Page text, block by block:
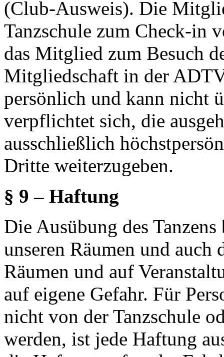
(Club-Ausweis). Die
Tanzschule zum Check-in
das Mitglied zum Besuch
Mitgliedschaft in der
persönlich und kann nicht
verpflichtet sich, die
ausschließlich
Dritte weiterzugeben.
§ 9 – Haftung
Die Ausübung des
unseren Räumen und
Räumen und auf
auf eigene Gefahr. Für
nicht von der Tanzschule
werden, ist jede Haftung